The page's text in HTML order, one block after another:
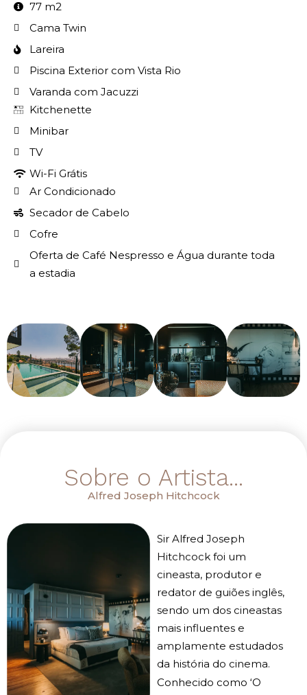
77 m2
Cama Twin
Lareira
Piscina Exterior com Vista Rio
Varanda com Jacuzzi
Kitchenette
Minibar
TV
Wi-Fi Grátis
Ar Condicionado
Secador de Cabelo
Cofre
Oferta de Café Nespresso e Água durante toda
a estadia
Sobre o Artista...
Alfred Joseph Hitchcock
Sir Alfred Joseph
Hitchcock foi um
cineasta, produtor e
redator de guiões inglês,
sendo um dos cineastas
mais influentes e
amplamente estudados
da história do cinema.
Conhecido como ‘O